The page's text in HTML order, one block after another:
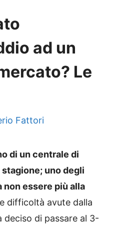
ad un
Le
Fattori
di un centrale di
uno degli
essere più alla
difficoltà avute dalla
deciso di passare al 3-